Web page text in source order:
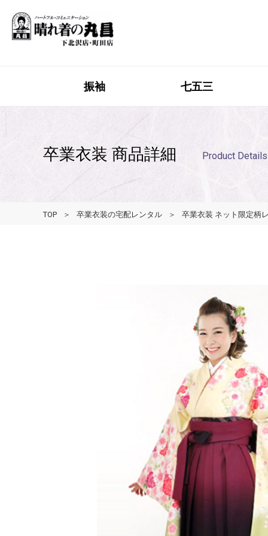
振袖 七五三
卒業衣装 商品詳細 Product Details
TOP 卒業衣装の宅配レンタル 卒業衣装 ネット限定柄